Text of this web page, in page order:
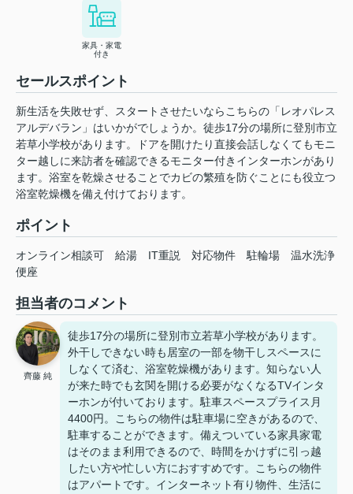
家具・家電
付き
セールスポイント
新生活を失敗せず、スタートさせたいならこちらの「レオパレス
アルデバラン」はいかがでしょうか。徒歩17分の場所に登別市立
若草小学校があります。ドアを開けたり直接会話しなくてもモニ
ター越しに来訪者を確認できるモニター付きインターホンがあり
ます。浴室を乾燥させることでカビの繁殖を防ぐことにも役立つ
浴室乾燥機を備え付けております。
ポイント
オンライン相談可 給湯 IT重説 対応物件 駐輪場
温水洗浄
便座
担当者のコメント
齊藤 純
徒歩17分の場所に登別市立若草小学校があります。
外干しできない時も居室の一部を物干しスペースに
しなくて済む、浴室乾燥機があります。知らない人
が来た時でも玄関を開ける必要がなくなるTVインタ
ーホンが付いております。駐車スペースプライス月
4400円。こちらの物件は駐車場に空きがあるので、
駐車することができます。備えついている家具家電
はそのまま利用できるので、時間をかけずに引っ越
したい方や忙しい方におすすめです。こちらの物件
はアパートです。インターネット有り物件、生活に